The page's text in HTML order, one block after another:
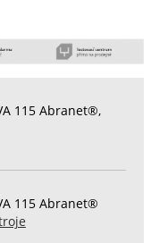
115 Abranet®,
115 Abranet®